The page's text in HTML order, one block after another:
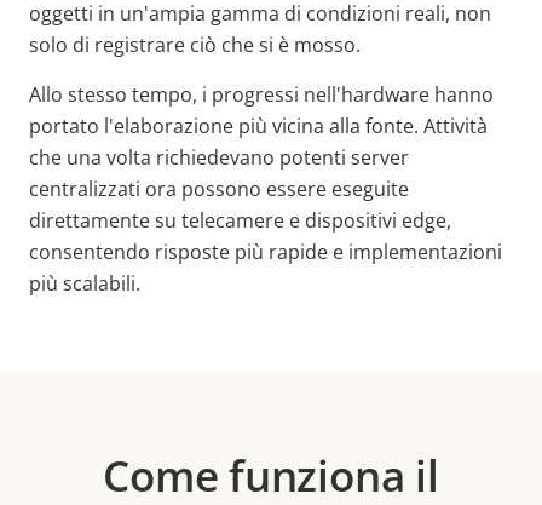
oggetti in un'ampia gamma di condizioni reali, non
solo di registrare ciò che si è mosso.
Allo stesso tempo, i progressi nell'hardware hanno
portato l'elaborazione più vicina alla fonte. Attività
che una volta richiedevano potenti server
centralizzati ora possono essere eseguite
direttamente su telecamere e dispositivi edge,
consentendo risposte più rapide e implementazioni
più scalabili.
Come funziona il